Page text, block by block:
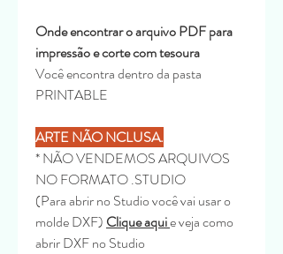
Onde encontrar o arquivo PDF para
impressão e corte com tesoura
Você encontra dentro da pasta
PRINTABLE
ARTE NÃO NCLUSA.
* NÃO VENDEMOS ARQUIVOS
NO FORMATO .STUDIO
(Para abrir no Studio você vai usar o
molde DXF) Clique aquie veja como
abrir DXF no Studio